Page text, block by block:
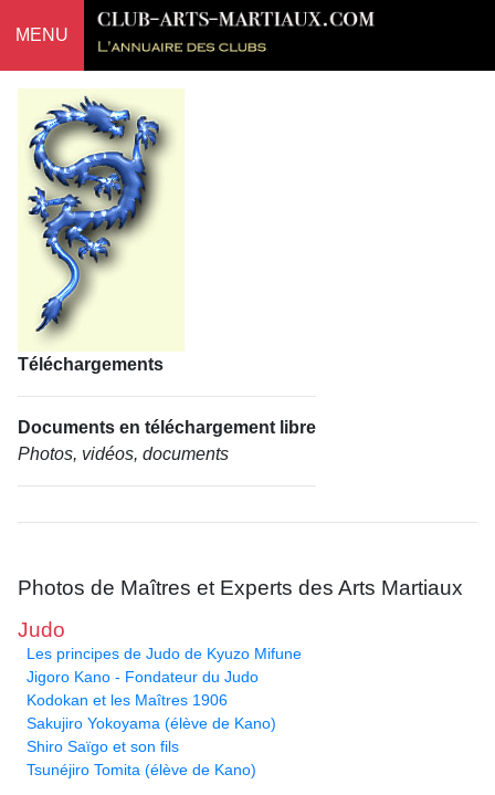
MENU
Téléchargements
Documents en téléchargement libre
Photos, vidéos, documents
Photos de Maîtres et Experts des Arts Martiaux
Judo
Les principes de Judo de Kyuzo Mifune
Jigoro Kano - Fondateur du Judo
Kodokan et les Maîtres 1906
Sakujiro Yokoyama (élève de Kano)
Shiro Saïgo et son fils
Tsunéjiro Tomita (élève de Kano)